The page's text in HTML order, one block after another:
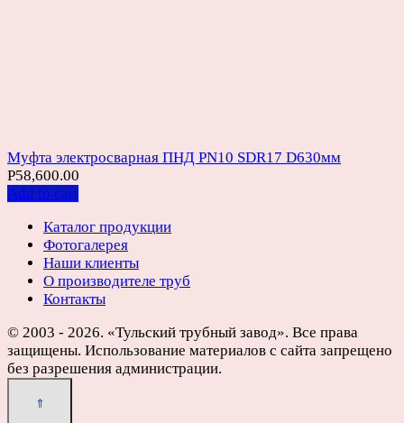
Муфта электросварная ПНД PN10 SDR17 D630мм
Р58,600.00
Add to cart
Каталог продукции
Фотогалерея
Наши клиенты
О производителе труб
Контакты
© 2003 - 2026. «Тульский трубный завод». Все права
защищены. Использование материалов с сайта запрещено
без разрешения администрации.